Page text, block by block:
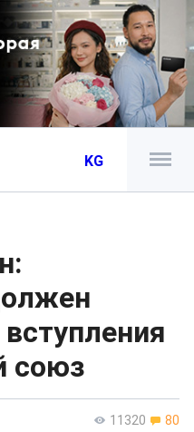
KG
союз
11320 80